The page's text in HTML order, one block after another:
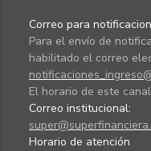
Correo para
Para el envío de
habilitado el correo
El horario de este
Correo institucional:
Horario de atención